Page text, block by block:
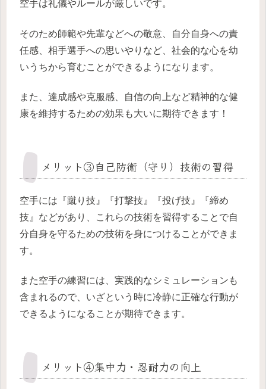
空手は礼儀やルールが厳しいです。
そのため師範や先輩などへの敬意、自分自身への責
任感、相手選手への思いやりなど、社会的な心を幼
いうちから育むことができるようになります。
また、達成感や克服感、自信の向上など精神的な健
康を維持するための効果も大いに期待できます！
メリット③自己防衛（守り）技術の習得
空手には『蹴り技』『打撃技』『投げ技』『締め
技』などがあり、これらの技術を習得することで自
分自身を守るための技術を身につけることができま
す。
また空手の練習には、実践的なシミュレーションも
含まれるので、いざという時に冷静に正確な行動が
できるようになることが期待できます。
メリット④集中力・忍耐力の向上